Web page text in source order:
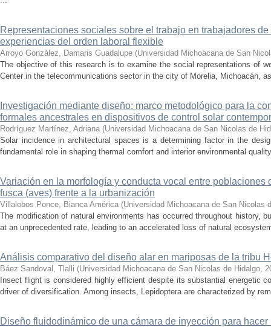
Representaciones sociales sobre el trabajo en trabajadores
experiencias del orden laboral flexible
Arroyo González, Damaris Guadalupe (Universidad Michoacana de San
The objective of this research is to examine the social representations of
Center in the telecommunications sector in the city of Morelia, Michoacán,
Investigación mediante diseño: marco metodológico para la
formales ancestrales en dispositivos de control solar
Rodríguez Martínez, Adriana (Universidad Michoacana de San Nicolas de
Solar incidence in architectural spaces is a determining factor in the
fundamental role in shaping thermal comfort and interior environmental
Variación en la morfología y conducta vocal entre poblaciones
fusca (aves) frente a la urbanización
Villalobos Ponce, Bianca América (Universidad Michoacana de San Nicolas
The modification of natural environments has occurred throughout history,
at an unprecedented rate, leading to an accelerated loss of natural
Análisis comparativo del diseño alar en mariposas de la tribu
Báez Sandoval, Tlalli (Universidad Michoacana de San Nicolas de Hidalgo,
Insect flight is considered highly efficient despite its substantial energetic
driver of diversification. Among insects, Lepidoptera are characterized by
Diseño fluidodinámico de una cámara de inyección para